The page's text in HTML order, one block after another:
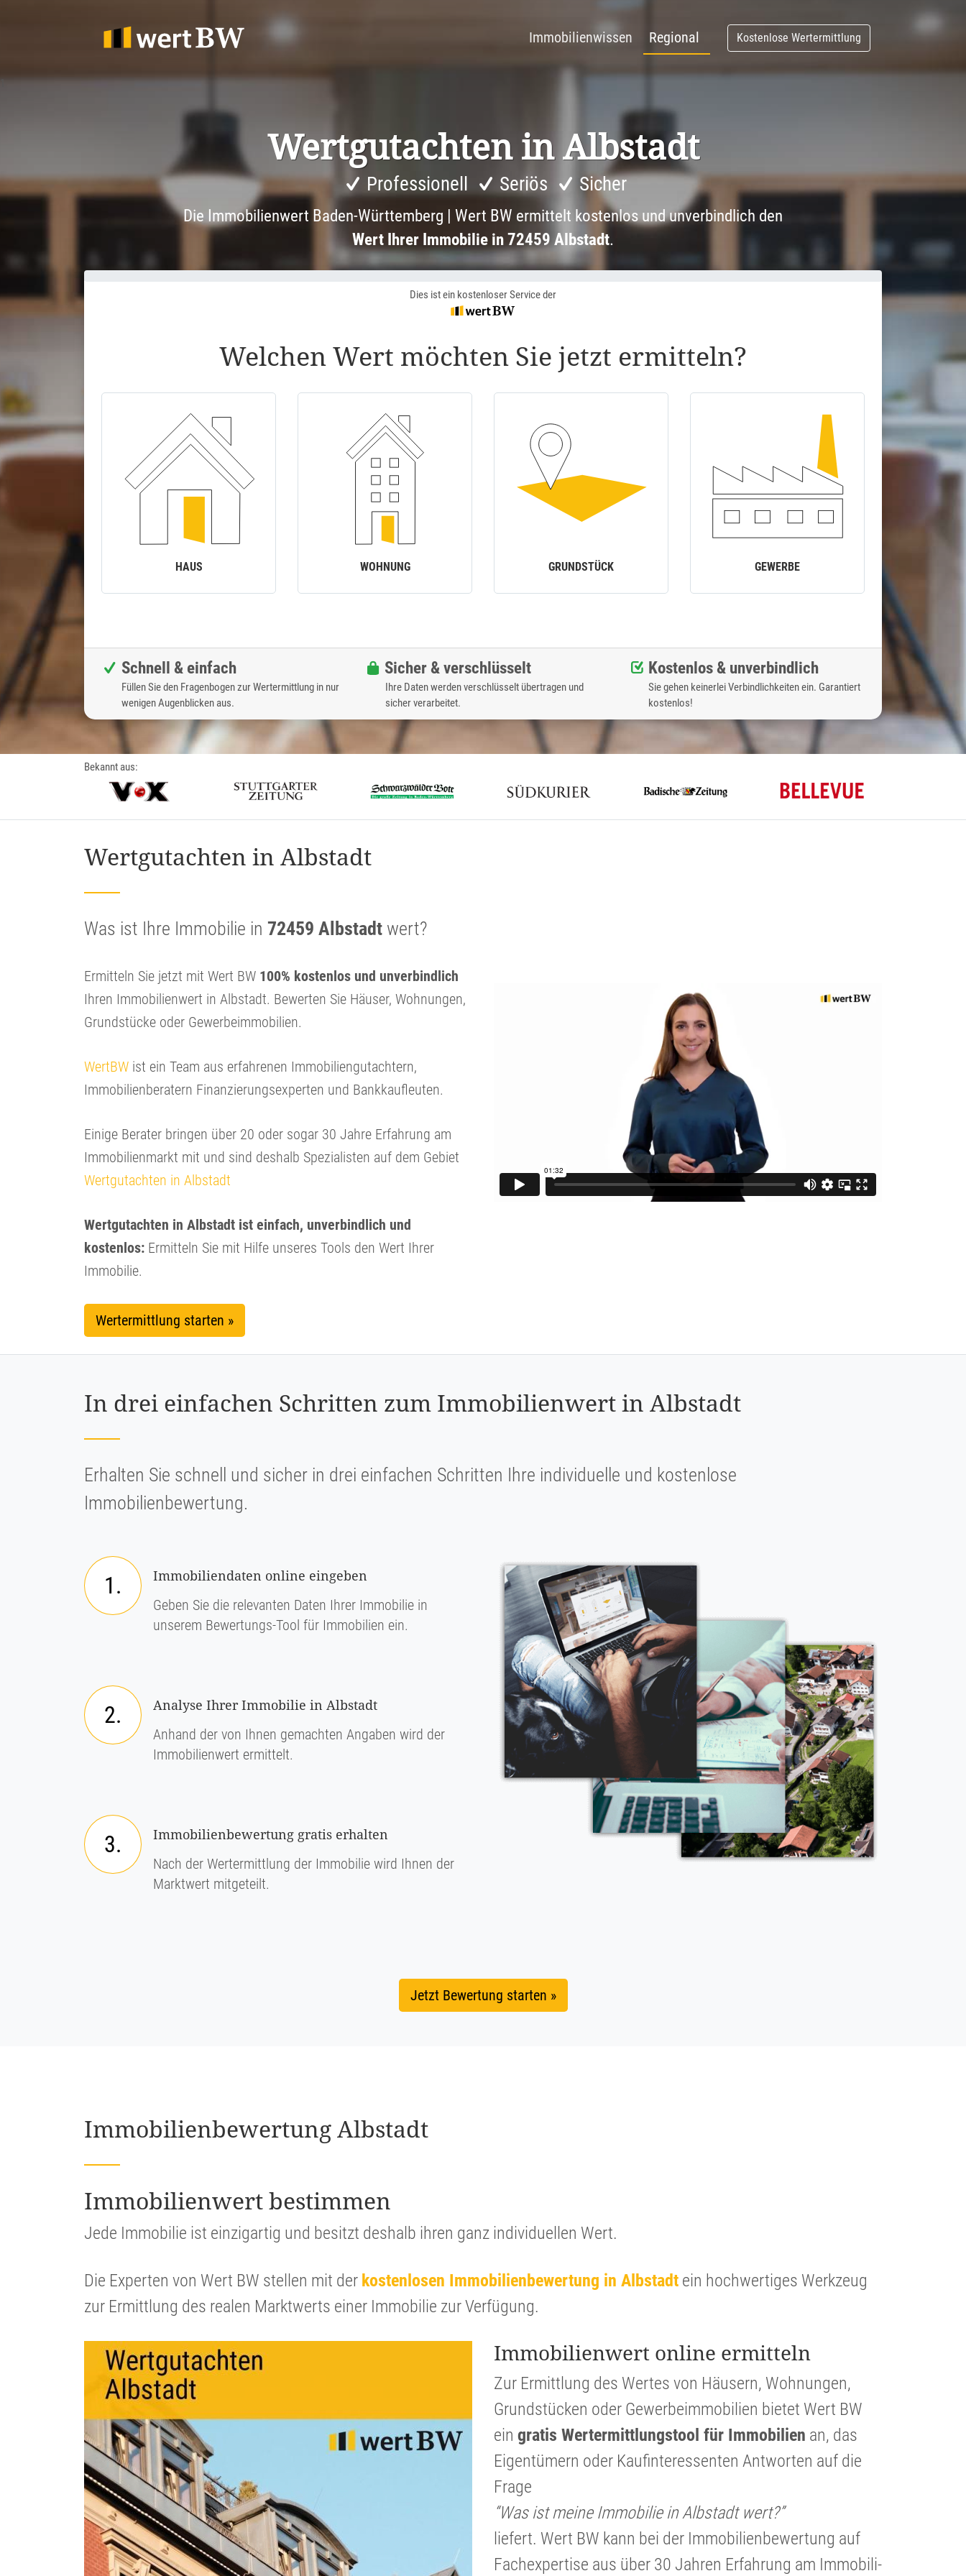
Immobilienwissen Regional Kostenlose Wertermittlung
Wertgut­achten in Albstadt
Professionell Seriös Sicher
Die Immobilienwert Baden-Württemberg | Wert BW ermittelt kostenlos und unverbindlich den
Wert Ihrer Immobilie in 72459 Albstadt.
Dies ist ein kostenloser Service der
Welchen Wert möchten Sie jetzt ermitteln?
HAUS WOHNUNG GRUNDSTÜCK GEWERBE
Schnell & einfach
Füllen Sie den Fragenbogen zur Wertermittlung in nur
wenigen Augenblicken aus.
Sicher & verschlüsselt
Ihre Daten werden verschlüsselt übertragen und
sicher verarbeitet.
Kostenlos & unverbindlich
Sie gehen keinerlei Verbindlichkeiten ein. Garantiert
kostenlos!
Bekannt aus:
Wertgutachten in Albstadt
Was ist Ihre Immobilie in 72459 Albstadt wert?
Ermitteln Sie jetzt mit Wert BW 100% kostenlos und unverbindlich
Ihren Immobilienwert in Albstadt. Bewerten Sie Häuser, Wohnungen,
Grundstücke oder Gewerbeimmobilien.
WertBW ist ein Team aus erfahrenen Immobiliengutachtern,
Immobilienberatern Finanzierungsexperten und Bankkaufleuten.
Einige Berater bringen über 20 oder sogar 30 Jahre Erfahrung am
Immobilienmarkt mit und sind deshalb Spezialisten auf dem Gebiet
Wertgutachten in Albstadt
Wertgutachten in Albstadt ist einfach, unverbindlich und
kostenlos: Ermitteln Sie mit Hilfe unseres Tools den Wert Ihrer
Immobilie.
Wertermittlung starten »
In drei einfachen Schritten zum Immobilienwert in Albstadt
Erhalten Sie schnell und sicher in drei einfachen Schritten Ihre individuelle und kostenlose
Immobilienbewertung.
1.
Immobiliendaten online eingeben
Geben Sie die relevanten Daten Ihrer Immobilie in
unserem Bewertungs-Tool für Immobilien ein.
2.
Analyse Ihrer Immobilie in Albstadt
Anhand der von Ihnen gemachten Angaben wird der
Immobilienwert ermittelt.
3.
Immobilienbewertung gratis erhalten
Nach der Wertermittlung der Immobilie wird Ihnen der
Marktwert mitgeteilt.
Jetzt Bewertung starten »
Immobi­li­en­be­wer­tung Albstadt
Immobi­li­en­wert bestimmen
Jede Immobilie ist einzig­artig und besitzt deshalb ihren ganz indivi­du­ellen Wert.
Die Experten von Wert BW stellen mit der kosten­losen Immobi­li­en­be­wer­tung in Albstadt ein hochwer­tiges Werkzeug
zur Ermitt­lung des realen Markt­werts einer Immobilie zur Verfügung.
Immobi­li­en­wert online ermitteln
Zur Ermitt­lung des Wertes von Häusern, Wohnungen,
Grund­stücken oder Gewer­beim­mo­bi­lien bietet Wert BW
ein gratis Werter­mitt­lungs­tool für Immobi­lien an, das
Eigen­tü­mern oder Kaufin­ter­es­senten Antworten auf die
Frage
“Was ist meine Immobilie in Albstadt wert?”
liefert. Wert BW kann bei der Immobi­li­en­be­wer­tung auf
Fachex­per­tise aus über 30 Jahren Erfahrung am Immobi­li­